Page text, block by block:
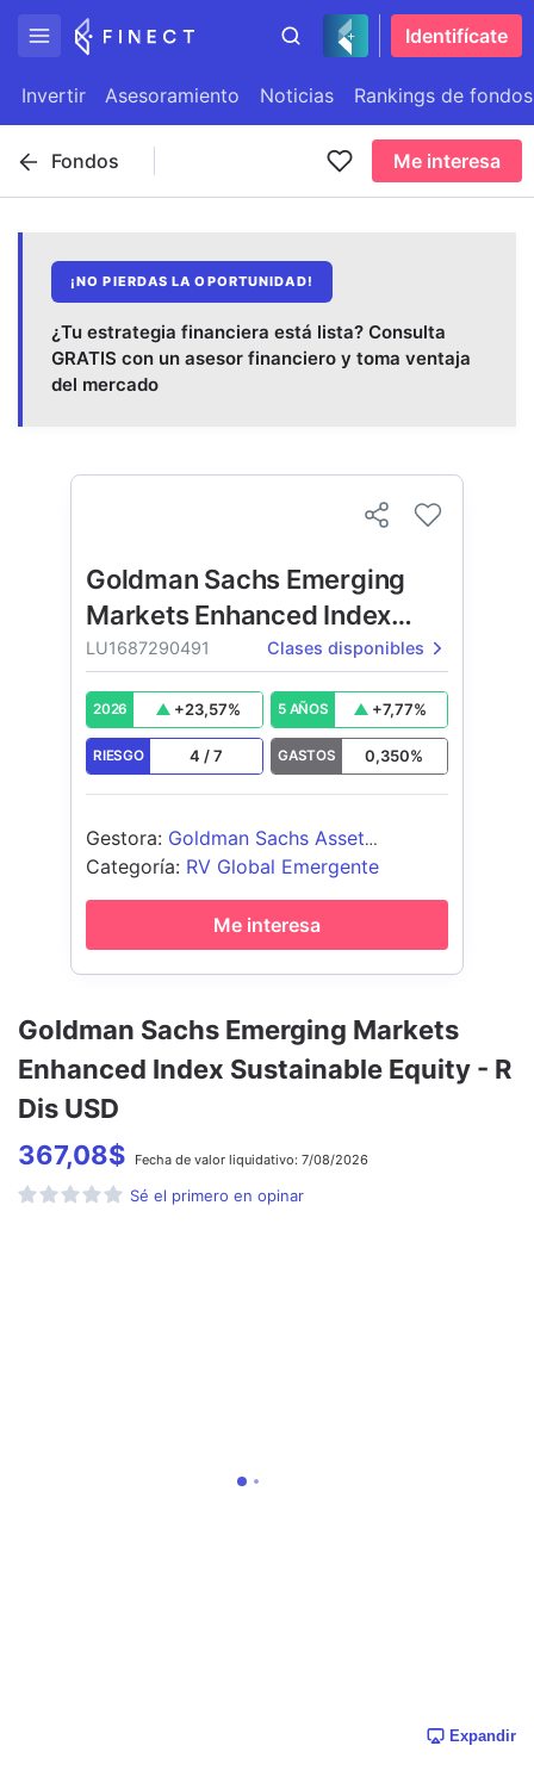
Identifícate
Invertir Asesoramiento Noticias Rankings de fondos
Fondos Me interesa
¡NO PIERDAS LA OPORTUNIDAD!
¿Tu estrategia financiera está lista? Consulta
GRATIS con un asesor financiero y toma ventaja
del mercado
Goldman Sachs Emerging Markets
Enhanced Index Sustainable Equity - R
Dis USD
367,08$ Fecha de valor liquidativo: 7/08/2026
Sé el primero en opinar
Expandir
Goldman Sachs Emerging
Markets Enhanced Index
Sustainable Equity
LU1687290491 Clases disponibles
2026 +23,57% 5 AÑOS +7,77%
RIESGO 4 /7 GASTOS 0,350%
Gestora: Goldman Sachs Asset
Management B.V.
Categoría: RV Global Emergente
Me interesa